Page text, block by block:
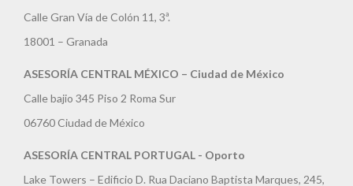
Calle Gran Vía de Colón 11, 3ª.
18001 – Granada
ASESORÍA CENTRAL MÉXICO – Ciudad de México
Calle bajio 345 Piso 2 Roma Sur
06760 Ciudad de México
ASESORÍA CENTRAL PORTUGAL - Oporto
Lake Towers – Edificio D. Rua Daciano Baptista Marques, 245,